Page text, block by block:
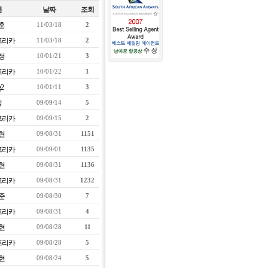
날짜
조회
11/03/18 2
리카 11/03/18 2
10/01/21 3
리카 10/01/22 1
10/01/11 3
09/09/14 5
리카 09/09/15 2
09/08/31 1151
리카 09/09/01 1135
09/08/31 1136
리카 09/08/31 1232
09/08/30 7
리카 09/08/31 4
09/08/28 11
리카 09/08/28 5
09/08/24 5